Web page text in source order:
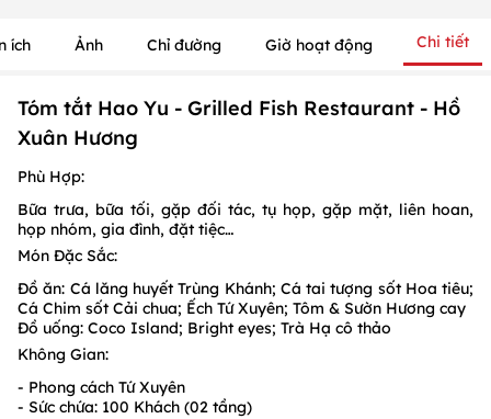
ích Ảnh Chỉ đường Giờ hoạt động Chi tiết
Tóm tắt Hao Yu - Grilled Fish Restaurant - Hồ
Xuân Hương
Phù Hợp:
Bữa trưa, bữa tối, gặp đối tác, tụ họp, gặp mặt, liên hoan,
họp nhóm, gia đình, đặt tiệc…
Món Đặc Sắc:
Đồ ăn: Cá lăng huyết Trùng Khánh; Cá tai tượng sốt Hoa tiêu;
Cá Chim sốt Cải chua; Ếch Tứ Xuyên; Tôm & Sườn Hương cay
Đồ uống: Coco Island; Bright eyes; Trà Hạ cô thảo
Không Gian:
- Phong cách Tứ Xuyên
- Sức chứa: 100 Khách (02 tầng)